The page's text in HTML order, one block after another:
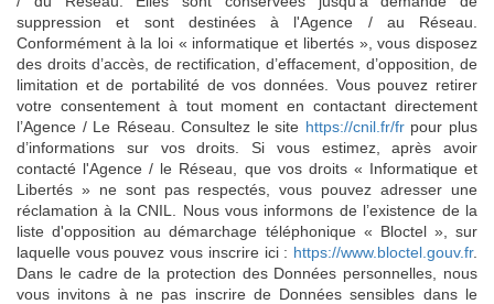
suppression et sont destinées à l'Agence / au Réseau.
Conformément à la loi « informatique et libertés », vous disposez
des droits d’accès, de rectification, d’effacement, d’opposition, de
limitation et de portabilité de vos données. Vous pouvez retirer
votre consentement à tout moment en contactant directement
l’Agence / Le Réseau. Consultez le site https://cnil.fr/frpour plus
d’informations sur vos droits. Si vous estimez, après avoir
contacté l'Agence / le Réseau, que vos droits « Informatique et
Libertés » ne sont pas respectés, vous pouvez adresser une
réclamation à la CNIL. Nous vous informons de l’existence de la
liste d'opposition au démarchage téléphonique « Bloctel », sur
laquelle vous pouvez vous inscrire ici : https://www.bloctel.gouv.fr.
Dans le cadre de la protection des Données personnelles, nous
vous invitons à ne pas inscrire de Données sensibles dans le